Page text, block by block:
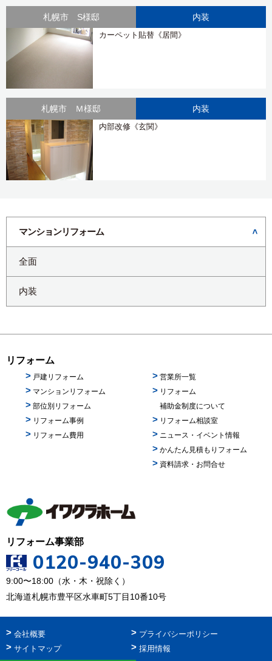
札幌市 S様邸 内装
カーペット貼替《居間》
札幌市 Ｍ様邸 内装
内部改修《玄関》
マンションリフォーム
全面
内装
リフォーム
戸建リフォーム
マンションリフォーム
部位別リフォーム
リフォーム事例
リフォーム費用
営業所一覧
リフォーム
補助金制度について
リフォーム相談室
ニュース・イベント情報
かんたん見積もりフォーム
資料請求・お問合せ
リフォーム事業部
0120-940-309
9:00〜18:00（水・木・祝除く）
北海道札幌市豊平区水車町5丁目10番10号
会社概要
プライバシーポリシー
サイトマップ
採用情報